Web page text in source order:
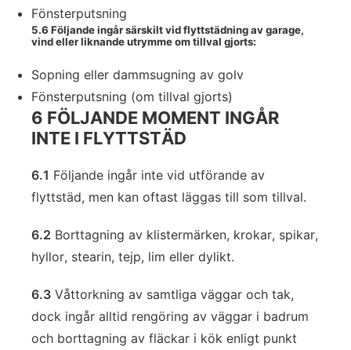
Fönsterputsning
5.6 Följande ingår särskilt vid flyttstädning av garage,
vind eller liknande utrymme om tillval gjorts:
Sopning eller dammsugning av golv
Fönsterputsning (om tillval gjorts)
6 FÖLJANDE MOMENT INGÅR
INTE I FLYTTSTÄD
6.1 Följande ingår inte vid utförande av
flyttstäd, men kan oftast läggas till som tillval.
6.2 Borttagning av klistermärken, krokar, spikar,
hyllor, stearin, tejp, lim eller dylikt.
6.3 Våttorkning av samtliga väggar och tak,
dock ingår alltid rengöring av väggar i badrum
och borttagning av fläckar i kök enligt punkt